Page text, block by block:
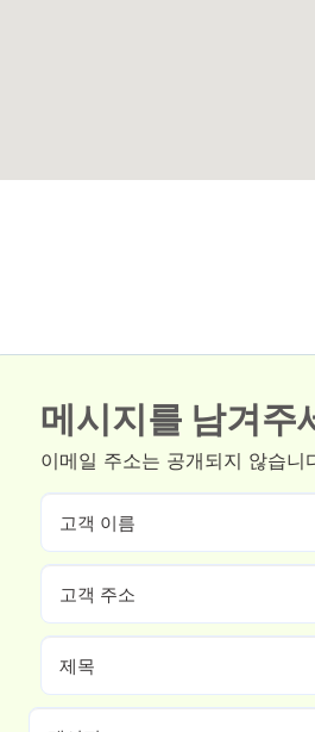
메시지를 남겨주
이메일 주소는 공개되지 않습